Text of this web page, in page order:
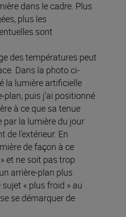
dans le cadre. Plus
plus les
sont
des températures peut
Dans la photo ci-
la lumière artificielle
plan, puis j’ai positionné
à ce que sa tenue
par la lumière du jour
l’extérieur. En
de façon à ce
» et ne soit pas trop
arrière-plan plus
« plus froid » au
se démarquer de